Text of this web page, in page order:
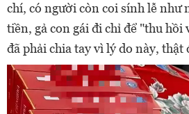
chí, có người còn coi sính lễ như
tiền, gả con gái đi chỉ để "thu hồi
đã phải chia tay vì lý do này, thật